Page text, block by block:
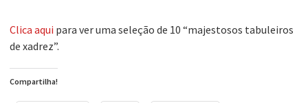
Clica aqui para ver uma seleção de 10 “majestosos tabuleiros
de xadrez”.
Compartilha!